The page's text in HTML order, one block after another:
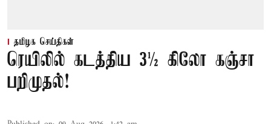
தமிழக செய்திகள்
ரெயிலில் கடத்திய 3½ கிலோ கஞ்சா
பறிமுதல்!